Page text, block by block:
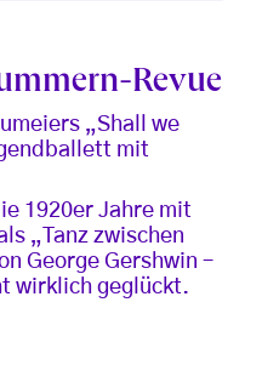
Revue
„Shall we
mit
1920er Jahre mit
„Tanz zwischen
George Gershwin –
wirklich geglückt.